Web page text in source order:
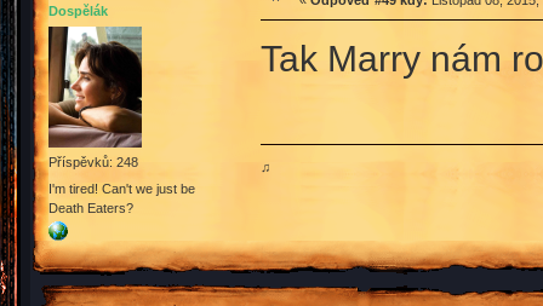
Dospělák
Příspěvků: 248
I'm tired! Can't we just be
Death Eaters?
Tak Marry nám
♫